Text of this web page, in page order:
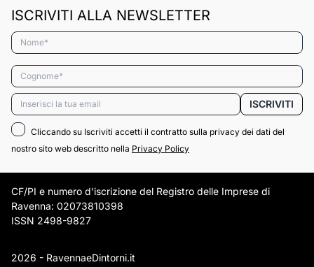
ISCRIVITI ALLA NEWSLETTER
Nome*
Cognome*
Email* ISCRIVITI
Cliccando su Iscriviti accetti il contratto sulla privacy dei dati del
nostro sito web descritto nella Privacy Policy
CF/PI e numero d'iscrizione del Registro delle Imprese di
Ravenna: 02073810398
ISSN 2498-9827
2026 - RavennaeDintorni.it